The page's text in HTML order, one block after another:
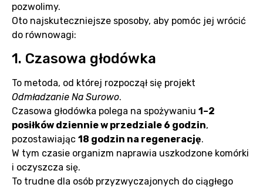
pozwolimy.
Oto najskuteczniejsze sposoby, aby pomóc jej wrócić
do równowagi:
1. Czasowa głodówka
To metoda, od której rozpoczął się projekt
Odmładzanie Na Surowo.
Czasowa głodówka polega na spożywaniu 1–2
posiłków dziennie w przedziale 6 godzin,
pozostawiając 18 godzin na regenerację.
W tym czasie organizm naprawia uszkodzone komórki
i oczyszcza się.
To trudne dla osób przyzwyczajonych do ciągłego